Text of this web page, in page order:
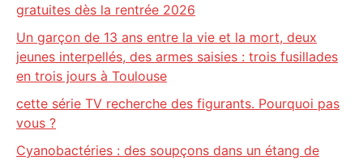
gratuites dès la rentrée 2026
Un garçon de 13 ans entre la vie et la mort, deux
jeunes interpellés, des armes saisies : trois fusillades
en trois jours à Toulouse
cette série TV recherche des figurants. Pourquoi pas
vous ?
Cyanobactéries : des soupçons dans un étang de